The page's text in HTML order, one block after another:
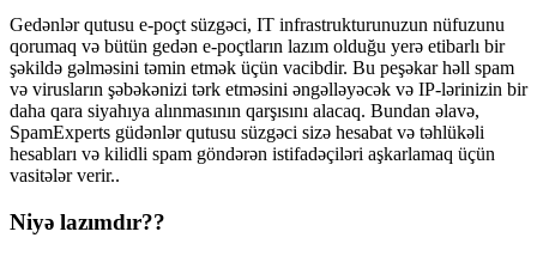
Gedənlər qutusu e-poçt süzgəci, IT infrastrukturunuzun nüfuzunu
qorumaq və bütün gedən e-poçtların lazım olduğu yerə etibarlı bir
şəkildə gəlməsini təmin etmək üçün vacibdir. Bu peşəkar həll spam
və virusların şəbəkənizi tərk etməsini əngəlləyəcək və IP-lərinizin bir
daha qara siyahıya alınmasının qarşısını alacaq. Bundan əlavə,
SpamExperts güdənlər qutusu süzgəci sizə hesabat və təhlükəli
hesabları və kilidli spam göndərən istifadəçiləri aşkarlamaq üçün
vasitələr verir..
Niyə lazımdır??